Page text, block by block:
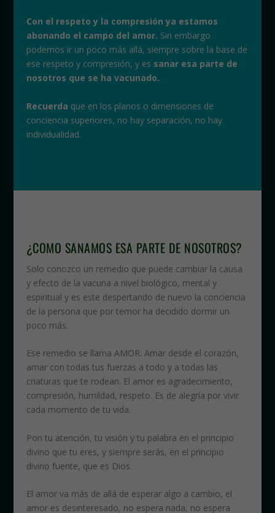
Con el respeto y la compresión ya estamos
abonando el campo del amor. Sin embargo
podemos ir un poco más allá, siempre sobre la base de
ese respeto y compresión, y es sanar esa parte de
nosotros que se ha vacunado.
Recuerda que en los planos o dimensiones de
conciencia superiores, no hay separación, no hay
individualidad.
¿COMO SANAMOS ESA PARTE DE NOSOTROS?
Solo conozco un remedio que puede cambiar la causa
y efecto de la vacuna a nivel biológico, mental y
espiritual y es este despertando de nuevo la conciencia
de la persona que por temor ha decidido dormir un
poco más.
Ese remedio se llama AMOR. Amar desde el corazón,
amar con todas tus fuerzas a todo y a todas las
criaturas que te rodean. El amor es agradecimiento,
compresión, humildad, respeto. Es de alegría por vivir
cada momento de tu vida.
Pon tu atención, tu visión y tu palabra en el principio
divino que tu eres, y siempre serás, en el principio
divino fuente, que es Dios.
El amor va más de allá de esperar algo a cambio, el
amor es desinteresado, no espera nada, no espera